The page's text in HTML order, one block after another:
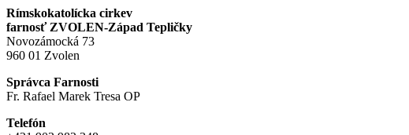
Rímskokatolícka cirkev
farnosť ZVOLEN-Západ Tepličky
Novozámocká 73
960 01 Zvolen
Správca Farnosti
Fr. Rafael Marek Tresa OP
Telefón